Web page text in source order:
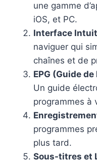
une gamme
iOS, et PC.
Interface
naviguer qui
chaînes et de
EPG (Guide
Un guide
programmes à
programmes
plus tard.
Sous-titres et